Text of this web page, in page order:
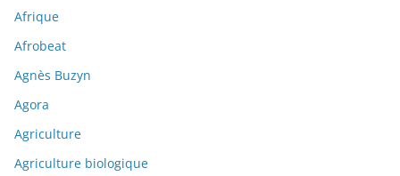
Afrique
Afrobeat
Agnès Buzyn
Agora
Agriculture
Agriculture biologique